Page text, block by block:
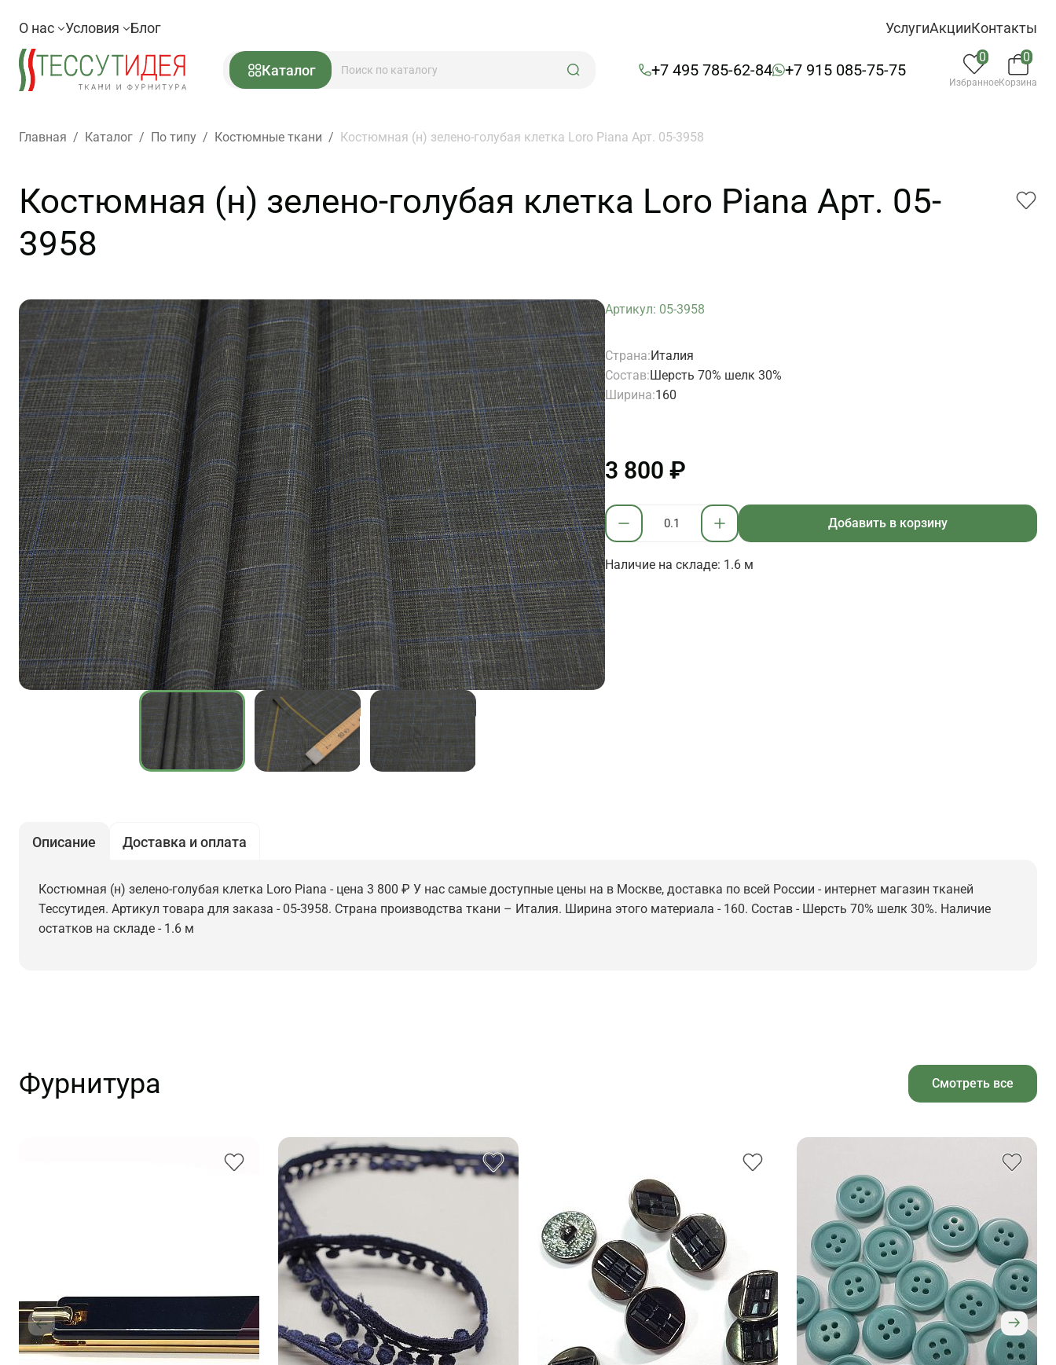
О нас Условия Блог УслугиАкцииКонтакты
Каталог +7 495 785-62-84 +7 915 085-75-75
0
Избранное
0
Корзина
Главная / Каталог / По типу / Костюмные ткани / Костюмная (н) зелено-голубая клетка Loro Piana Арт. 05-3958
Костюмная (н) зелено-голубая клетка Loro Piana Арт. 05-
3958
Артикул: 05-3958
Страна:Италия
Состав:Шерсть 70% шелк 30%
Ширина:160
3 800 ₽
Добавить в корзину
Наличие на складе: 1.6 м
Описание Доставка и оплата
Костюмная (н) зелено-голубая клетка Loro Piana - цена 3 800 ₽ У нас самые доступные цены на в Москве, доставка по всей России - интернет магазин тканей
Тессутидея. Артикул товара для заказа - 05-3958. Страна производства ткани – Италия. Ширина этого материала - 160. Состав - Шерсть 70% шелк 30%. Наличие
остатков на складе - 1.6 м
Фурнитура Смотреть все